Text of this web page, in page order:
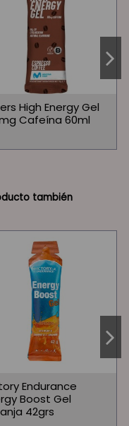
High Energy Gel
Cafeína 60ml
también
Endurance
Boost Gel
42grs